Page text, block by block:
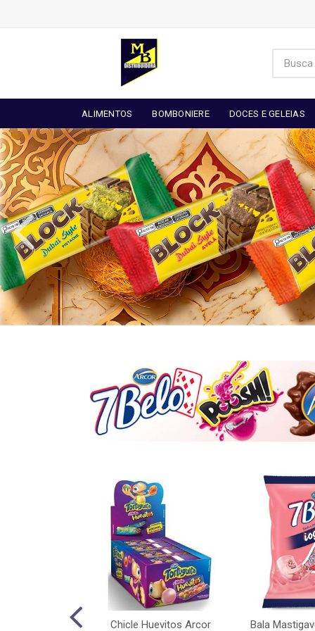
ALIMENTOS BOMBONIERE DOCES E GELEIAS
Chicle Huevitos Arcor
Bala